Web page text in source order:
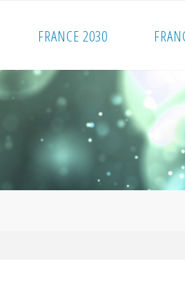
FRANCE 2030